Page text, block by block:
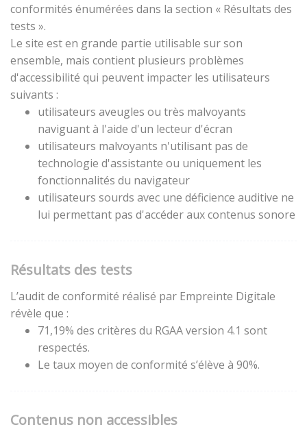
conformités énumérées dans la section « Résultats des
tests ».
Le site est en grande partie utilisable sur son
ensemble, mais contient plusieurs problèmes
d'accessibilité qui peuvent impacter les utilisateurs
suivants :
utilisateurs aveugles ou très malvoyants
naviguant à l'aide d'un lecteur d'écran
utilisateurs malvoyants n'utilisant pas de
technologie d'assistante ou uniquement les
fonctionnalités du navigateur
utilisateurs sourds avec une déficience auditive ne
lui permettant pas d'accéder aux contenus sonore
Résultats des tests
L’audit de conformité réalisé par Empreinte Digitale
révèle que :
71,19% des critères du RGAA version 4.1 sont
respectés.
Le taux moyen de conformité s’élève à 90%.
Contenus non accessibles